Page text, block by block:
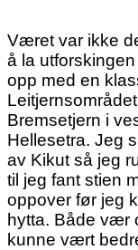
Været var ikke
å la
opp med en
Bremsetjern i
Hellesetra. Jeg
av Kikut så jeg
til jeg fant stien
oppover før jeg
hytta. Både vær
kunne vært